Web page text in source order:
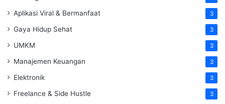
Aplikasi Viral & Bermanfaat 3
Gaya Hidup Sehat 3
UMKM 3
Manajemen Keuangan 3
Elektronik 3
Freelance & Side Hustle 3